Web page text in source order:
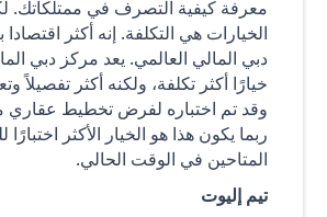
معرفة كيفية التصرف في ممتلكاتك.
الخيارات هي التكلفة. إنه أكثر
دبي المالي العالمي. يعد مركز دبي
خيارًا أكثر تكلفة، ولكنه أكثر تفصيلاً
وقد تم اختباره لفرض تخطيط عقاري
ربما يكون هذا هو الخيار الأكثر اختبارًا
المتاحين في الوقت الحالي.
تيم إليوت